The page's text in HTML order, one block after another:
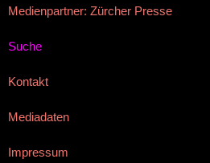
Medienpartner: Zürcher Presse
Suche
Kontakt
Mediadaten
Impressum